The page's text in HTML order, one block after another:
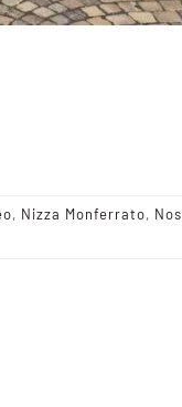
, Nizza Monferrato,